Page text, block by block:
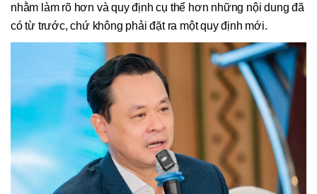
nhằm làm rõ hơn và quy định cụ thể hơn những nội dung đã
có từ trước, chứ không phải đặt ra một quy định mới.